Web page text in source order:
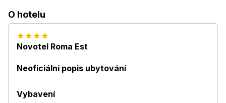
O hotelu
Novotel Roma Est
Neoficiální popis ubytování
Vybavení